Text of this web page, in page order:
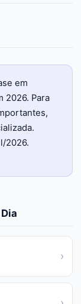
em
2026. Para
2026.
›